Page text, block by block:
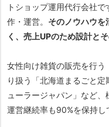
トショップ運用代行会社
作・運営。 そのノウハウを
く、売上UPのため設計と
女性向け雑貨の販売を行
り扱う「北海道まるごと
ューラージャパン」など、
運営継続率も90%を保持し